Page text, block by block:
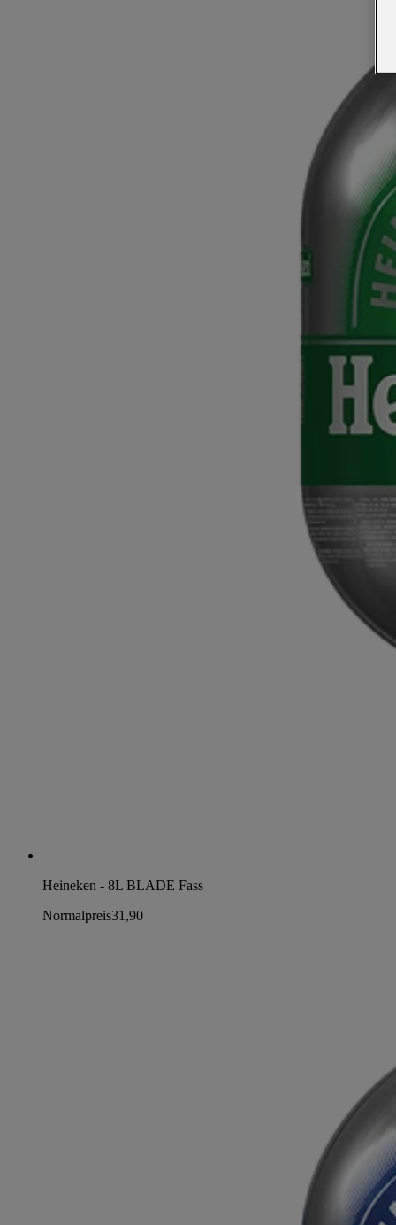
Heineken - 8L BLADE Fass
Normalpreis31,90